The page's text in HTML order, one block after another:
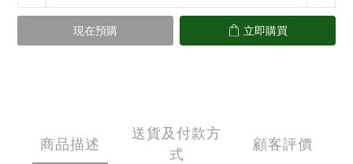
現在預購 立即購買
商品描述
送貨及付款方
式
顧客評價